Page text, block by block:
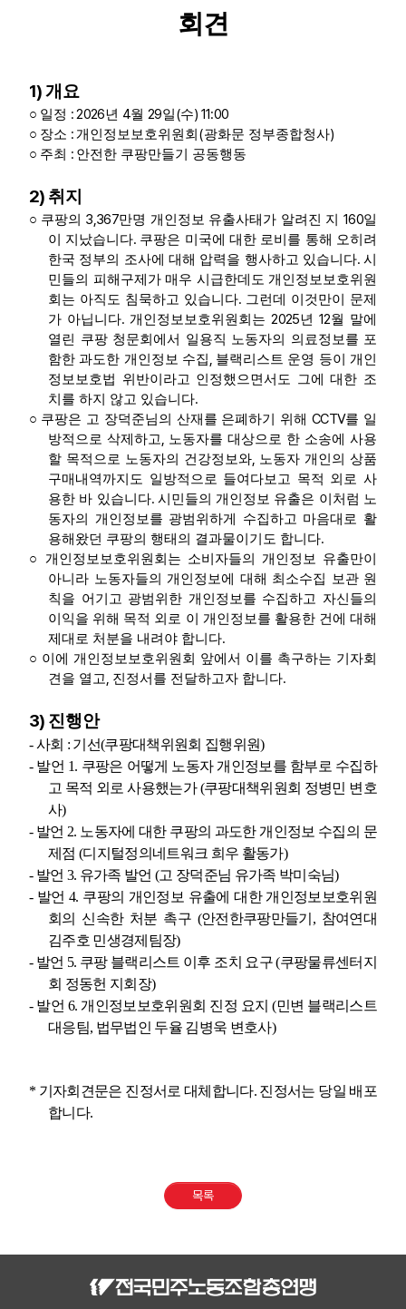
회견
1)개요
○ 일정 : 2026년 4월29일(수) 11:00
○ 장소 : 개인정보보호위원회 (광화문 정부종합청사)
○ 주최 : 안전한 쿠팡만들기 공동행동
2) 취지
○ 쿠팡의 3,367만명 개인정보 유출사태가 알려진 지160일
이 지났습니다. 쿠팡은 미국에 대한 로비를 통해 오히려
한국 정부의 조사에 대해 압력을 행사하고 있습니다.시
민들의 피해구제가 매우 시급한데도 개인정보보호위원
회는 아직도 침묵하고 있습니다. 그런데 이것만이 문제
가 아닙니다. 개인정보보호위원회는2025년12월 말에
열린 쿠팡 청문회에서 일용직 노동자의 의료정보를 포
함한 과도한 개인정보 수집, 블랙리스트 운영 등이 개인
정보보호법 위반이라고 인정했으면서도 그에 대한 조
치를 하지 않고 있습니다.
○ 쿠팡은 고 장덕준님의 산재를 은폐하기 위해 CCTV를 일
방적으로 삭제하고, 노동자를 대상으로 한 소송에 사용
할 목적으로 노동자의 건강정보와, 노동자 개인의 상품
구매내역까지도 일방적으로 들여다보고 목적 외로 사
용한 바 있습니다. 시민들의 개인정보 유출은 이처럼 노
동자의 개인정보를 광범위하게 수집하고 마음대로 활
용해왔던 쿠팡의 행태의 결과물이기도 합니다.
○ 개인정보보호위원회는 소비자들의 개인정보 유출만이
아니라 노동자들의 개인정보에 대해 최소수집 보관 원
칙을 어기고 광범위한 개인정보를 수집하고 자신들의
이익을 위해 목적 외로 이 개인정보를 활용한 건에 대해
제대로 처분을 내려야 합니다.
○ 이에 개인정보보호위원회 앞에서 이를 촉구하는 기자회
견을 열고, 진정서를 전달하고자 합니다.
3) 진행안
-사회 : 기선(쿠팡대책위원회 집행위원)
- 발언 1. 쿠팡은 어떻게 노동자 개인정보를 함부로 수집하
고 목적 외로 사용했는가(쿠팡대책위원회 정병민 변호
사)
- 발언 2. 노동자에 대한 쿠팡의 과도한 개인정보 수집의 문
제점(디지털정의네트워크 희우 활동가)
- 발언 3. 유가족 발언(고 장덕준님 유가족 박미숙님)
- 발언4. 쿠팡의 개인정보 유출에 대한 개인정보보호위원
회의 신속한 처분 촉구 (안전한쿠팡만들기 , 참여연대
김주호 민생경제팀장)
- 발언 5. 쿠팡 블랙리스트 이후 조치 요구(쿠팡물류센터지
회 정동헌 지회장)
- 발언 6.개인정보보호위원회 진정 요지(민변 블랙리스트
대응팀, 법무법인 두율 김병욱 변호사)
* 기자회견문은 진정서로 대체합니다. 진정서는 당일 배포
합니다.
목록